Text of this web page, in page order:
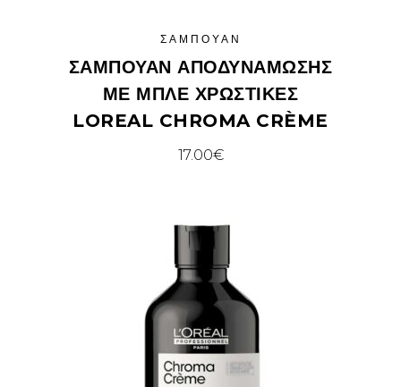
ΣΑΜΠΟΥΆΝ
ΣΑΜΠΟΥΆΝ ΑΠΟΔΥΝΆΜΩΣΗΣ
ΜΕ ΜΠΛΕ ΧΡΩΣΤΙΚΈΣ
LOREAL CHROMA CRÈME
17.00€